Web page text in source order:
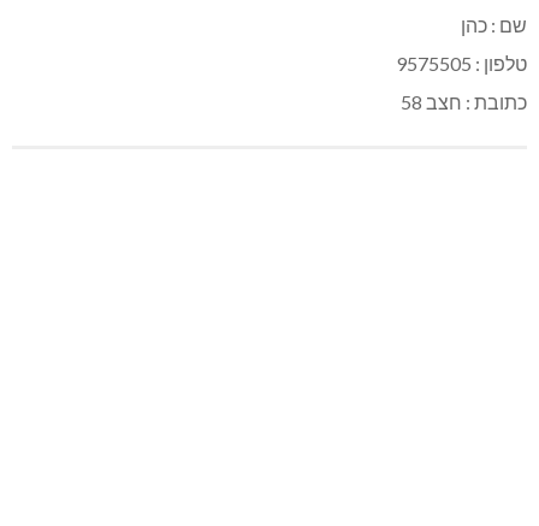
שם : כהן
טלפון : 9575505
כתובת : חצב 58